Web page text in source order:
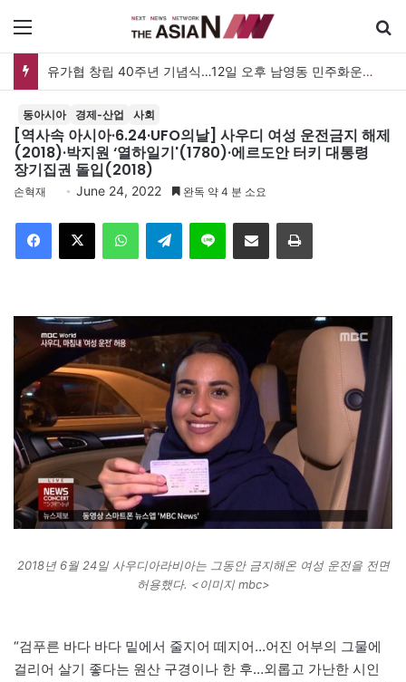
유가협 창립 40주년 기념식…12일 오후 남영동 민주화운동기념관
동아시아 경제-산업 사회
[역사속 아시아·6.24·UFO의날] 사우디 여성 운전금지 해제
(2018)·박지원 ‘열하일기'(1780)·에르도안 터키 대통령
장기집권 돌입(2018)
손혁재 June 24, 2022 완독 약 4 분 소요
Telegram 이메일
2018년 6월 24일 사우디아라비아는 그동안 금지해온 여성 운전을 전면
허용했다. <이미지 mbc>
“검푸른 바다 바다 밑에서 줄지어 떼지어…어진 어부의 그물에
걸리어 살기 좋다는 원산 구경이나 한 후…외롭고 가난한 시인